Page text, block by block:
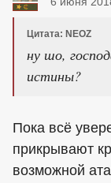
Цитата: NEOZ
ну шо,
истины?
Пока всё
прикрывают
возможной